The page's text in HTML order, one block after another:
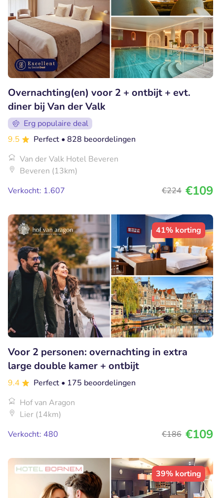
Overnachting(en) voor 2 + ontbijt + evt.
diner bij Van der Valk
Erg populaire deal
9.5
Perfect • 828 beoordelingen
Van der Valk Hotel Beveren
Beveren (13km)
Verkocht: 1.607
€224 €109
41% korting
Voor 2 personen: overnachting in extra
large double kamer + ontbijt
9.4 Perfect • 175 beoordelingen
Hof van Aragon
Lier (14km)
Verkocht: 480
€186 €109
39% korting